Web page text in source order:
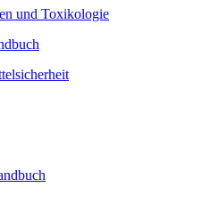
und Toxikologie